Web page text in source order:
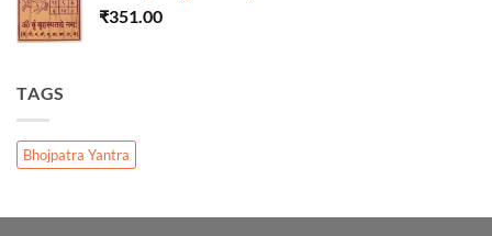
₹351.00
TAGS
Bhojpatra Yantra